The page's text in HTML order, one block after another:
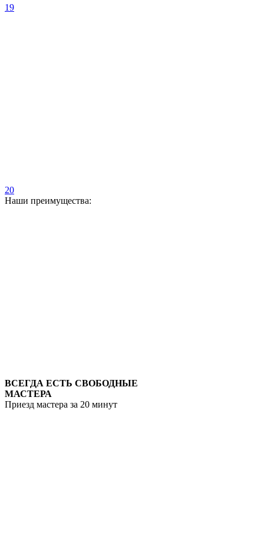
19
20
Наши преимущества:
ВСЕГДА ЕСТЬ СВОБОДНЫЕ
МАСТЕРА
Приезд мастера за 20 минут